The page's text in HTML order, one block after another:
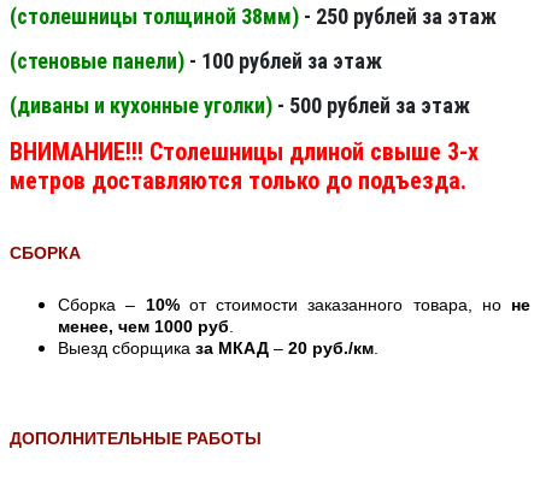
(столешницы толщиной 38мм) - 250 рублей за этаж
(стеновые панели) - 100 рублей за этаж
(диваны и кухонные уголки) - 500 рублей за этаж
ВНИМАНИЕ!!! Столешницы длиной свыше 3-х
метров доставляются только до подъезда.
СБОРКА
Сборка – 10%от стоимости заказанного товара, но не
менее, чем 1000 руб
Выезд сборщика за МКАД – 20 руб./км
ДОПОЛНИТЕЛЬНЫЕ РАБОТЫ